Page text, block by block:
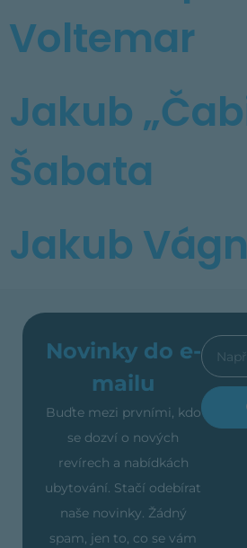
Voltemar
Jakub
Šabata
Jakub
Novinky do e-
mailu
Buďte mezi prvními, kdo
se dozví o nových
revírech a nabídkách
ubytování. Stačí odebírat
naše novinky. Žádný
spam, jen to, co se vám